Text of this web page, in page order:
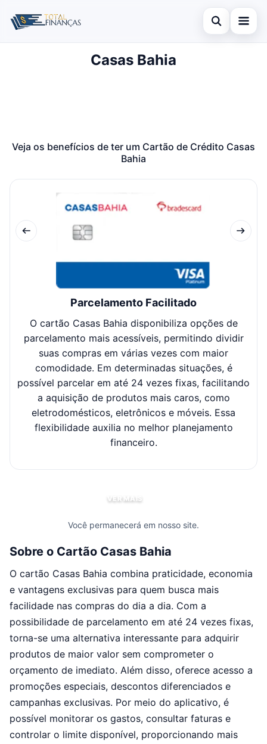
Abrir busca
Casas Bahia
Veja os benefícios de ter um Cartão de Crédito Casas
Bahia
Parcelamento Facilitado
O cartão Casas Bahia disponibiliza opções de
parcelamento mais acessíveis, permitindo dividir
suas compras em várias vezes com maior
comodidade. Em determinadas situações, é
possível parcelar em até 24 vezes fixas, facilitando
a aquisição de produtos mais caros, como
eletrodomésticos, eletrônicos e móveis. Essa
flexibilidade auxilia no melhor planejamento
financeiro.
VER MAIS
Você permanecerá em nosso site.
Sobre o Cartão Casas Bahia
O cartão Casas Bahia combina praticidade, economia
e vantagens exclusivas para quem busca mais
facilidade nas compras do dia a dia. Com a
possibilidade de parcelamento em até 24 vezes fixas,
torna-se uma alternativa interessante para adquirir
produtos de maior valor sem comprometer o
orçamento de imediato. Além disso, oferece acesso a
promoções especiais, descontos diferenciados e
campanhas exclusivas. Por meio do aplicativo, é
possível monitorar os gastos, consultar faturas e
controlar o limite disponível, proporcionando mais